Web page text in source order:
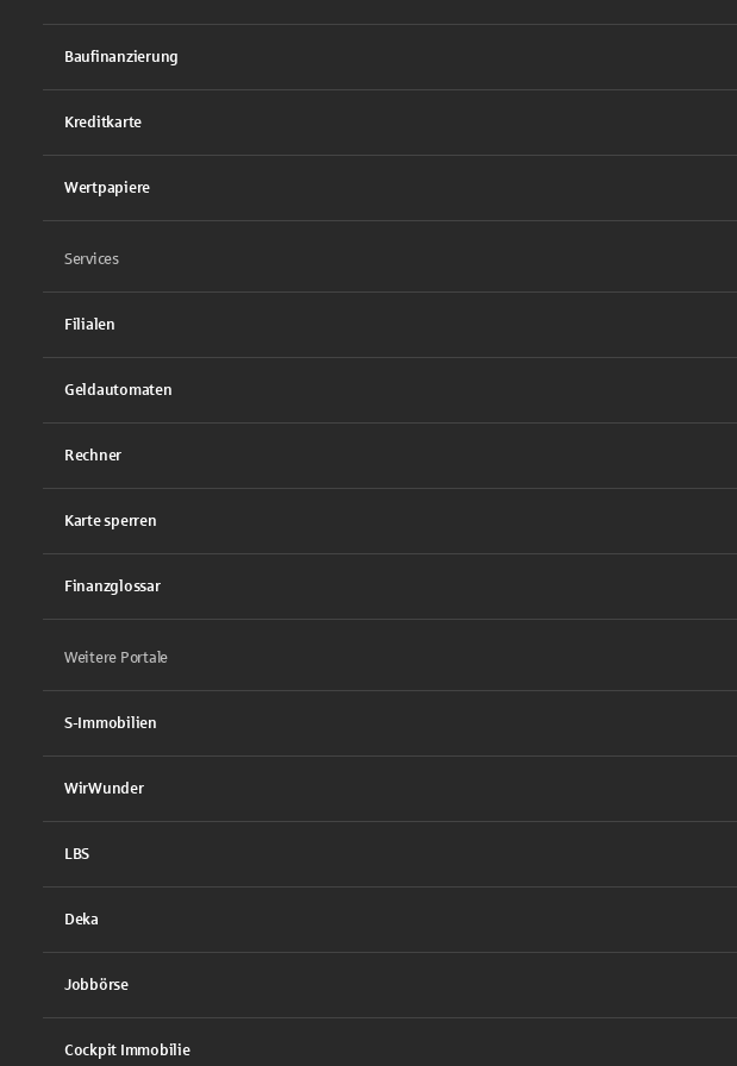
Baufinanzierung
Kreditkarte
Wertpapiere
Services
Filialen
Geldautomaten
Rechner
Karte sperren
Finanzglossar
Weitere Portale
S-Immobilien
WirWunder
LBS
Deka
Jobbörse
Cockpit Immobilie